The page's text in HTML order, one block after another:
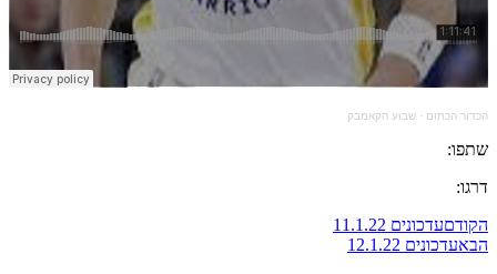
הכדור הכתום · שבוע הקאמבק
שתפו:
דרגו:
הקודםעדכונים 11.1.22
הבאעדכונים 12.1.22